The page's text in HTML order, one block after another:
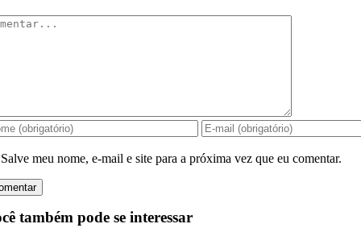
Salve meu nome, e-mail e site para a próxima vez que eu comentar.
também pode se interessar